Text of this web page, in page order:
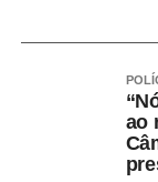
Candidatos a
Irmão do Salão
Missionária
ao